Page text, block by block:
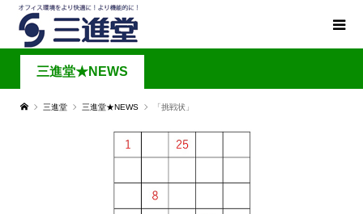
三進堂★NEWS
三進堂 三進堂★NEWS 「挑戦状」